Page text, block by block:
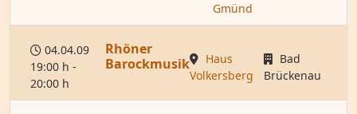
Gmünd
04.04.09
19:00 h -
20:00 h
Rhöner
Barockmusik
Haus
Volkersberg
Bad
Brückenau